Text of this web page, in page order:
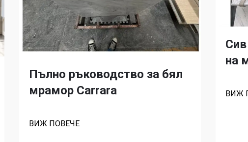
Пълно ръководство за бял
мрамор Carrara
ВИЖ ПОВЕЧЕ
на
ВИЖ